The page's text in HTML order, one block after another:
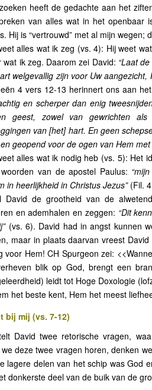
heeft de gedachte aan het
van alles wat in het openbaar
Hij is “vertrouwd” met al mijn wegen;
alles wat ik zeg (vs. 4): Hij weet
wat ik zeg. Daarom zei David: “Laat
welgevallig zijn voor Uw aangezicht,
4 vers 12-13 herinnert ons aan
en scherper dan enig
geest, zowel van gewrichten
van [het] hart. En geen
geopend voor de ogen van Hem
alles wat ik nodig heb (vs. 5): Het
van de apostel Paulus:
in heerlijkheid in Christus Jezus”(Fil.
David de grootheid van de
en ademhalen en zeggen: “Dit
(vs. 6). David had in angst kunnen
maar in plaats daarvan vreest
voor Hem! CH Spurgeon zei:
blik op God, brengt een
leidt tot Hoge Doxologie
het beste kent, Hem het meest
bij mij (vs. 7-12)
David twee retorische vragen,
deze twee vragen horen, denken
lagere delen van het schip was God
donkerste deel van de buik van de